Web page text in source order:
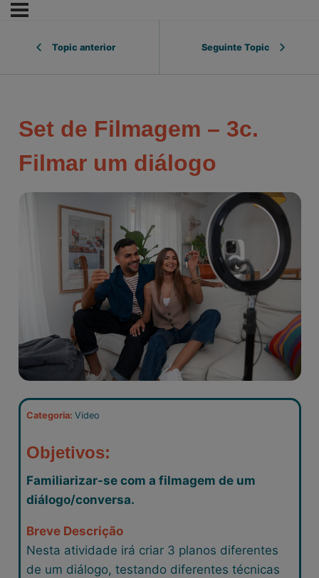
Topic anterior Seguinte Topic
Set de Filmagem – 3c.
Filmar um diálogo
Categoria: Video
Objetivos:
Familiarizar-se com a filmagem de um
diálogo/conversa.
Breve Descrição
Nesta atividade irá criar 3 planos diferentes
de um diálogo, testando diferentes técnicas